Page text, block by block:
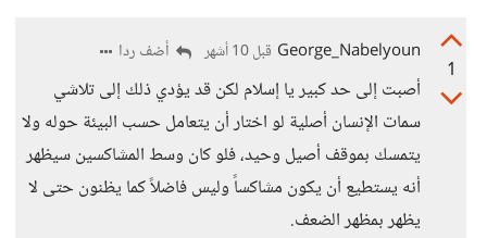
1
George_Nabelyoun قبل 10 أشهر أضف ردا
أصبت إلى حد كبير يا إسلام لكن قد يؤدي ذلك إلى تلاشي
سمات الإنسان أصلية لو اختار أن يتعامل حسب البيئة حوله ولا
يتمسك بموقف أصيل وحيد، فلو كان وسط المشاكسين سيظهر
أنه يستطيع أن يكون مشاكساً وليس فاضلاً كما يظنون حتى لا
يظهر بمظهر الضعف.